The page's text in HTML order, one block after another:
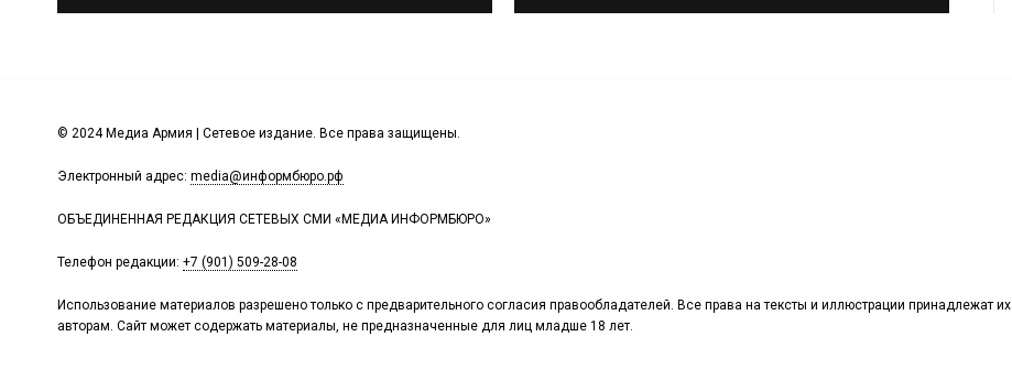
© 2024 Медиа Армия | Сетевое издание. Все права защищены.
Электронный адрес: media@информбюро.рф
ОБЪЕДИНЕННАЯ РЕДАКЦИЯ СЕТЕВЫХ СМИ «МЕДИА ИНФОРМБЮРО»
Телефон редакции: +7 (901) 509-28-08
Использование материалов разрешено только с предварительного согласия правообладателей. Все права на тексты и иллюстрации принадлежат их
авторам. Сайт может содержать материалы, не предназначенные для лиц младше 18 лет.